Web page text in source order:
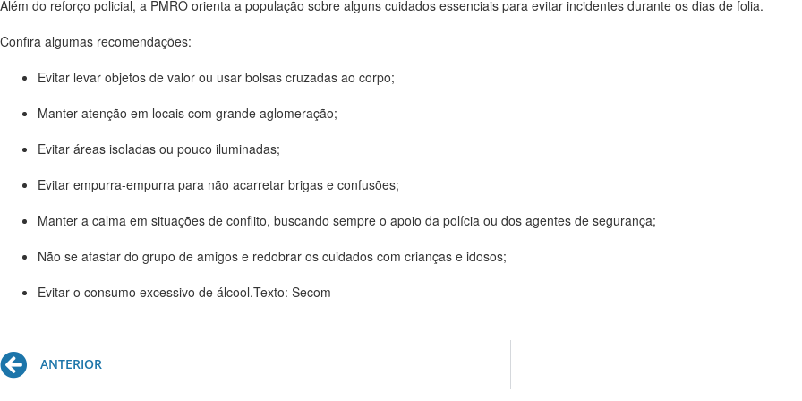
Além do reforço policial, a PMRO orienta a população sobre alguns cuidados essenciais para evitar incidentes durante os dias de folia.
Confira algumas recomendações:
Evitar levar objetos de valor ou usar bolsas cruzadas ao corpo;
Manter atenção em locais com grande aglomeração;
Evitar áreas isoladas ou pouco iluminadas;
Evitar empurra-empurra para não acarretar brigas e confusões;
Manter a calma em situações de conflito, buscando sempre o apoio da polícia ou dos agentes de segurança;
Não se afastar do grupo de amigos e redobrar os cuidados com crianças e idosos;
Evitar o consumo excessivo de álcool.Texto: Secom
Prev
ANTERIOR